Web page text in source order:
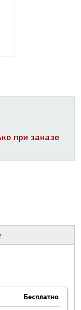
при заказе
Бесплатно